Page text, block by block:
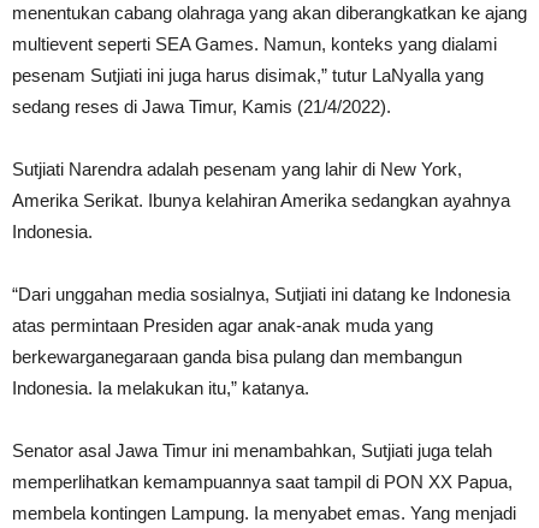
menentukan cabang olahraga yang akan diberangkatkan ke ajang
multievent seperti SEA Games. Namun, konteks yang dialami
pesenam Sutjiati ini juga harus disimak,” tutur LaNyalla yang
sedang reses di Jawa Timur, Kamis (21/4/2022).
Sutjiati Narendra adalah pesenam yang lahir di New York,
Amerika Serikat. Ibunya kelahiran Amerika sedangkan ayahnya
Indonesia.
“Dari unggahan media sosialnya, Sutjiati ini datang ke Indonesia
atas permintaan Presiden agar anak-anak muda yang
berkewarganegaraan ganda bisa pulang dan membangun
Indonesia. Ia melakukan itu,” katanya.
Senator asal Jawa Timur ini menambahkan, Sutjiati juga telah
memperlihatkan kemampuannya saat tampil di PON XX Papua,
membela kontingen Lampung. Ia menyabet emas. Yang menjadi